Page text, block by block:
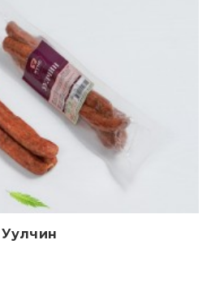
Уулчин